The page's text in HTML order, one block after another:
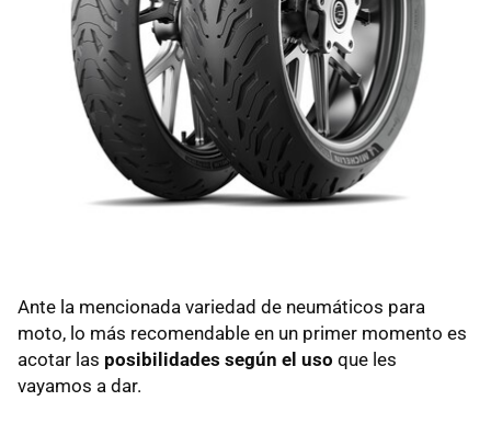
Ante la mencionada variedad de neumáticos para
moto, lo más recomendable en un primer momento es
acotar las posibilidades según el uso que les
vayamos a dar.